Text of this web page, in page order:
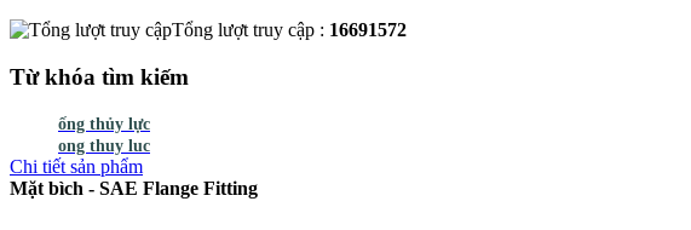
Tổng lượt truy cập : 16691572
Từ khóa tìm kiếm
ống thủy lực
ong thuy luc
Chi tiết sản phẩm
Mặt bìch - SAE Flange Fitting